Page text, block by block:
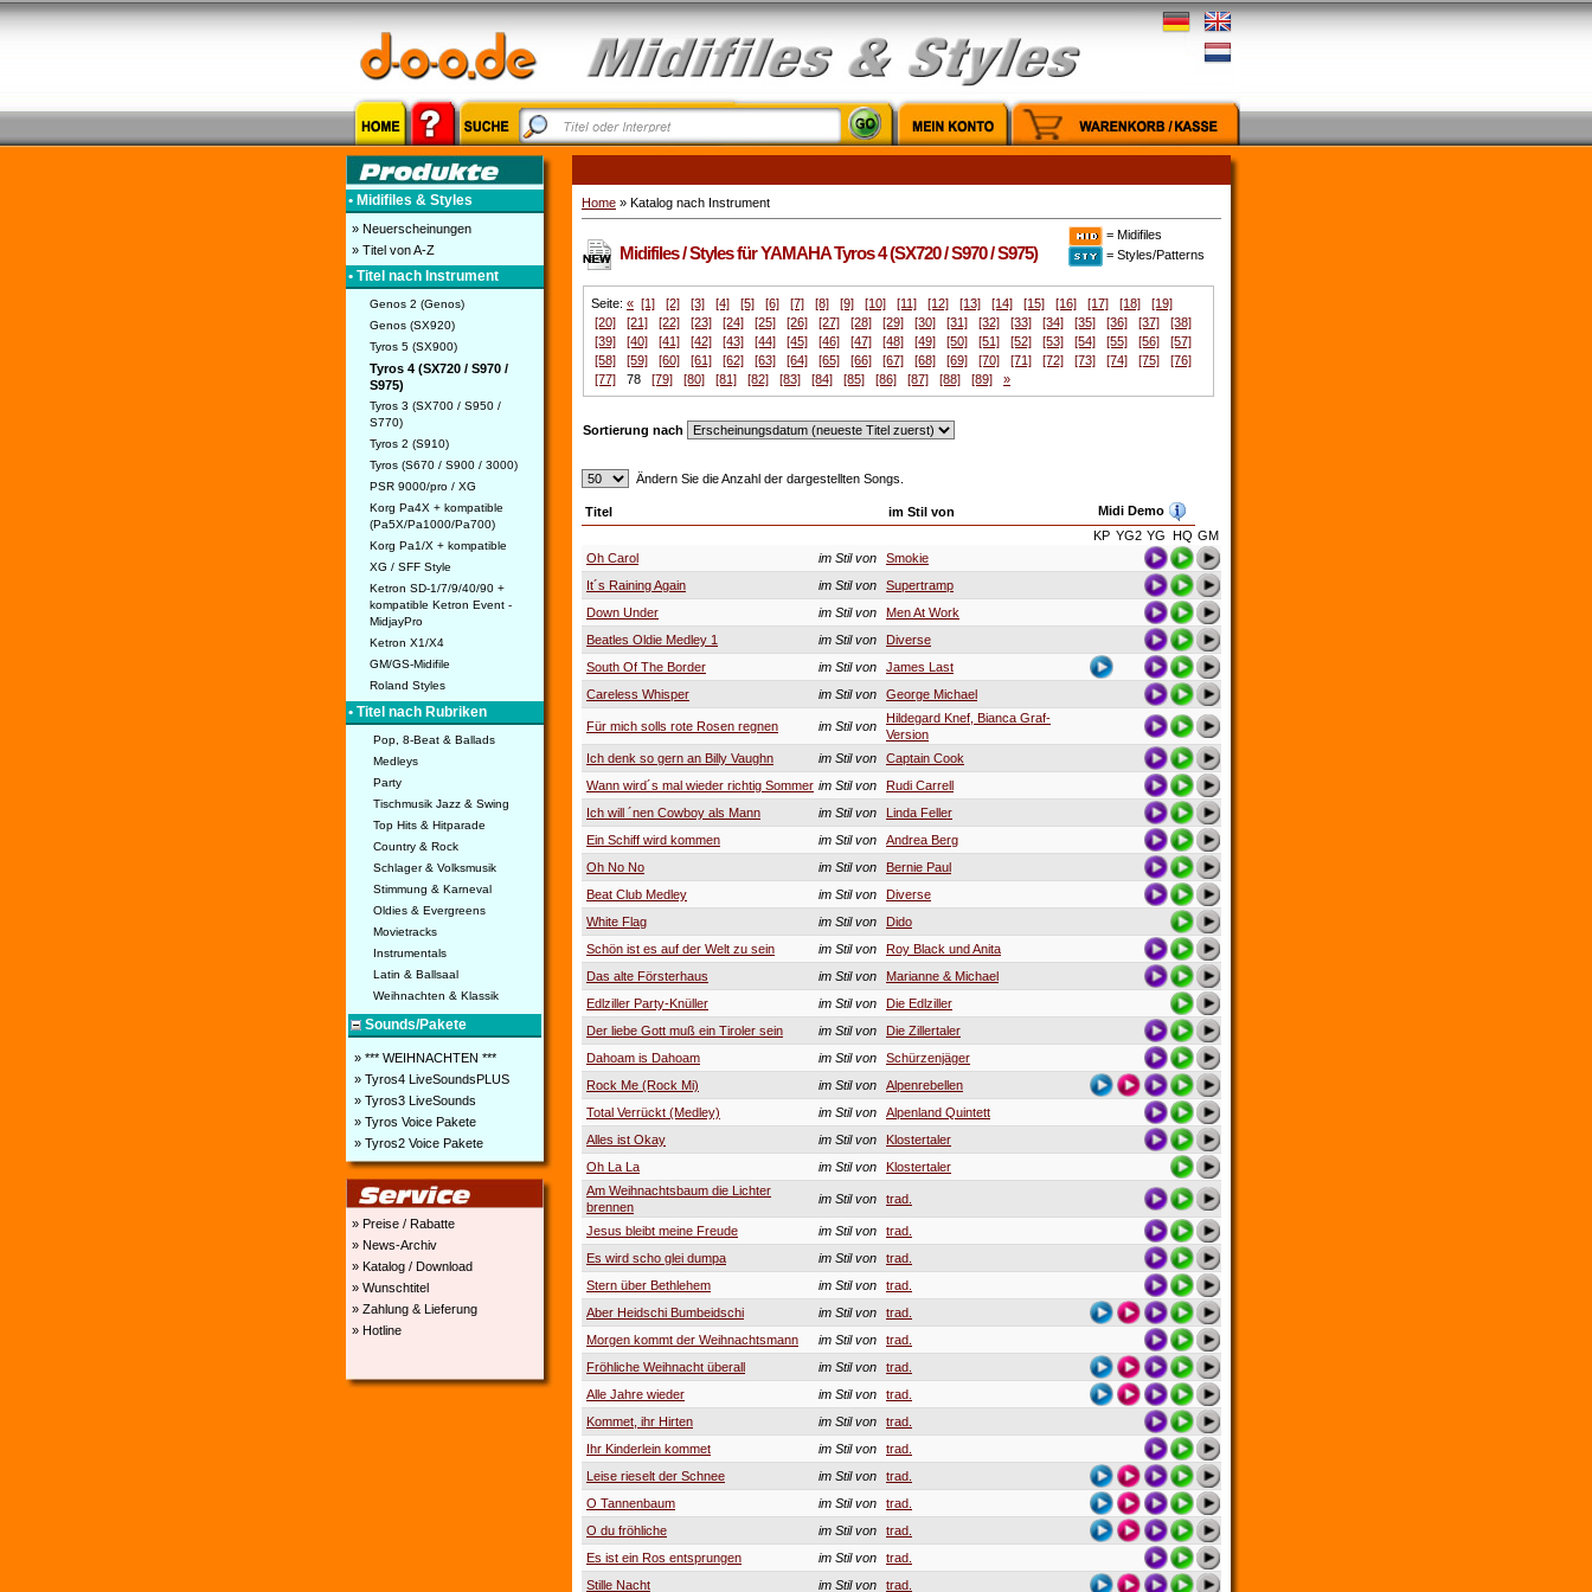
• Midifiles & Styles
» Neuerscheinungen
» Titel von A-Z
• Titel nach Instrument
Genos 2 (Genos)
Genos (SX920)
Tyros 5 (SX900)
Tyros 4 (SX720 / S970 /
S975)
Tyros 3 (SX700 / S950 /
S770)
Tyros 2 (S910)
Tyros (S670 / S900 / 3000)
PSR 9000/pro / XG
Korg Pa4X + kompatible
(Pa5X/Pa1000/Pa700)
Korg Pa1/X + kompatible
XG / SFF Style
Ketron SD-1/7/9/40/90 +
kompatible Ketron Event -
MidjayPro
Ketron X1/X4
GM/GS-Midifile
Roland Styles
• Titel nach Rubriken
Pop, 8-Beat & Ballads
Medleys
Party
Tischmusik Jazz & Swing
Top Hits & Hitparade
Country & Rock
Schlager & Volksmusik
Stimmung & Karneval
Oldies & Evergreens
Movietracks
Instrumentals
Latin & Ballsaal
Weihnachten & Klassik
Sounds/Pakete
» *** WEIHNACHTEN ***
» Tyros4 LiveSoundsPLUS
» Tyros3 LiveSounds
» Tyros Voice Pakete
» Tyros2 Voice Pakete
» Preise / Rabatte
» News-Archiv
» Katalog / Download
» Wunschtitel
» Zahlung & Lieferung
» Hotline
Home » Katalog nach Instrument
Midifiles / Styles für YAMAHA Tyros 4 (SX720 / S970 / S975)
= Midifiles
= Styles/Patterns
Seite: « [1] [2] [3] [4] [5] [6] [7] [8] [9] [10] [11] [12] [13] [14] [15] [16] [17] [18]
[19]
[20]
[21] [22] [23] [24] [25] [26] [27] [28] [29] [30] [31] [32] [33] [34] [35] [36] [37]
[38]
[39]
[40] [41] [42] [43] [44] [45] [46] [47] [48] [49] [50] [51] [52] [53] [54] [55] [56]
[57]
[58]
[59] [60] [61] [62] [63] [64] [65] [66] [67] [68] [69] [70] [71] [72] [73] [74] [75]
[76]
[77] 78 [79] [80] [81] [82] [83] [84] [85] [86] [87] [88] [89] »
Sortierung nach
Ändern Sie die Anzahl der dargestellten Songs.
Titel im Stil von
Midi Demo
KP YG2 YG HQ GM
Oh Carol
im Stil von
Smokie
It´s Raining Again
im Stil von
Supertramp
Down Under
im Stil von
Men At Work
Beatles Oldie Medley 1
im Stil von
Diverse
South Of The Border
im Stil von
James Last
Careless Whisper
im Stil von George Michael
Für mich solls rote Rosen regnen im Stil von
Hildegard Knef, Bianca Graf-
Version
Ich denk so gern an Billy Vaughn
im Stil von
Captain Cook
Wann wird´s mal wieder richtig Sommer im Stil von
Rudi Carrell
Ich will ´nen Cowboy als Mann
im Stil von
Linda Feller
Ein Schiff wird kommen
im Stil von
Andrea Berg
Oh No No
im Stil von
Bernie Paul
Beat Club Medley
im Stil von
Diverse
White Flag
im Stil von
Dido
Schön ist es auf der Welt zu sein
im Stil von
Roy Black und Anita
Das alte Försterhaus
im Stil von
Marianne & Michael
Edlziller Party-Knüller
im Stil von
Die Edlziller
Der liebe Gott muß ein Tiroler sein
im Stil von
Die Zillertaler
Dahoam is Dahoam
im Stil von
Schürzenjäger
Rock Me (Rock Mi)
im Stil von
Alpenrebellen
Total Verrückt (Medley)
im Stil von
Alpenland Quintett
Alles ist Okay
im Stil von
Klostertaler
Oh La La
im Stil von
Klostertaler
Am Weihnachtsbaum die Lichter
brennen
im Stil von trad.
Jesus bleibt meine Freude im Stil von
trad.
Es wird scho glei dumpa
im Stil von
trad.
Stern über Bethlehem
im Stil von
trad.
Aber Heidschi Bumbeidschi
im Stil von
trad.
Morgen kommt der Weihnachtsmann
im Stil von
trad.
Fröhliche Weihnacht überall
im Stil von
trad.
Alle Jahre wieder
im Stil von
trad.
Kommet, ihr Hirten
im Stil von
trad.
Ihr Kinderlein kommet
im Stil von
trad.
Leise rieselt der Schnee
im Stil von
trad.
O Tannenbaum
im Stil von
trad.
O du fröhliche
im Stil von
trad.
Es ist ein Ros entsprungen
im Stil von
trad.
Stille Nacht
im Stil von trad.